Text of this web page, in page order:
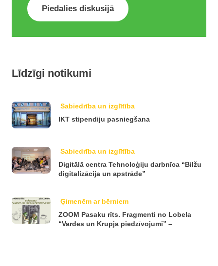
Piedalies diskusijā
Līdzīgi notikumi
Sabiedrība un izglītība
IKT stipendiju pasniegšana
Sabiedrība un izglītība
Digitālā centra Tehnoloģiju darbnīca “Bilžu
digitalizācija un apstrāde”
Ģimenēm ar bērniem
ZOOM Pasaku rīts. Fragmenti no Lobela
“Vardes un Krupja piedzīvojumi” –